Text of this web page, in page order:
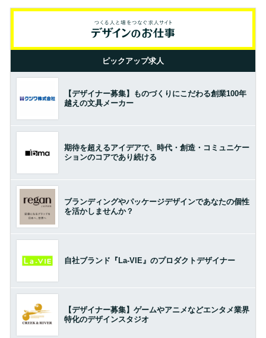
ピックアップ求人
【デザイナー募集】ものづくりにこだわる創業100年
越えの文具メーカー
期待を超えるアイデアで、時代・創造・コミュニケー
ションのコアであり続ける
ブランディングやパッケージデザインであなたの個性
を活かしませんか？
自社ブランド『La-VIE』のプロダクトデザイナー
【デザイナー募集】ゲームやアニメなどエンタメ業界
特化のデザインスタジオ